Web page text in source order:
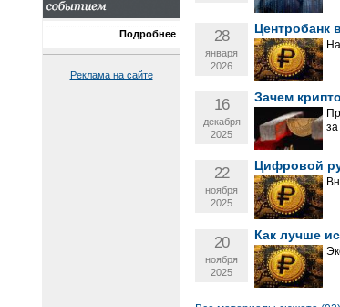
Подробнее
Реклама на сайте
28
января
2026
Центробанк
16
декабря
2025
Зачем
22
ноября
2025
Цифровой
20
ноября
2025
Как лучше